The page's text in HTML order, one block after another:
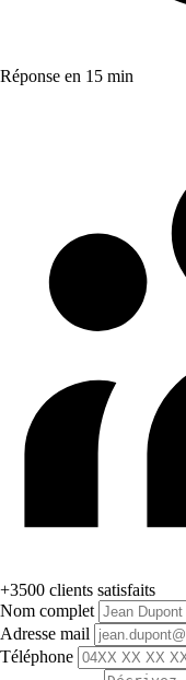
Réponse en 15 min
+3500 clients satisfaits
Nom complet
Adresse mail
Téléphone